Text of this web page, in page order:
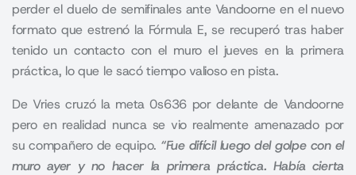
perder el duelo de semifinales ante Vandoorne en el nuevo
formato que estrenó la Fórmula E, se recuperó tras haber
tenido un contacto con el muro el jueves en la primera
práctica, lo que le sacó tiempo valioso en pista.
De Vries cruzó la meta 0s636 por delante de Vandoorne
pero en realidad nunca se vio realmente amenazado por
su compañero de equipo. “Fue difícil luego del golpe con el
muro ayer y no hacer la primera práctica. Había cierta